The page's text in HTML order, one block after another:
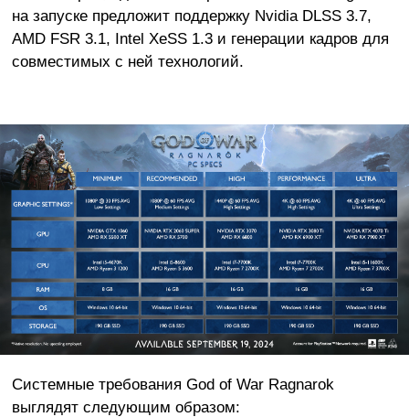
на запуске предложит поддержку Nvidia DLSS 3.7,
AMD FSR 3.1, Intel XeSS 1.3 и генерации кадров для
совместимых с ней технологий.
Системные требования God of War Ragnarok
выглядят следующим образом: